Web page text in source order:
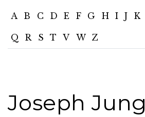
A B C D E F G H I J K
Q R S T V W Z
Joseph Jung